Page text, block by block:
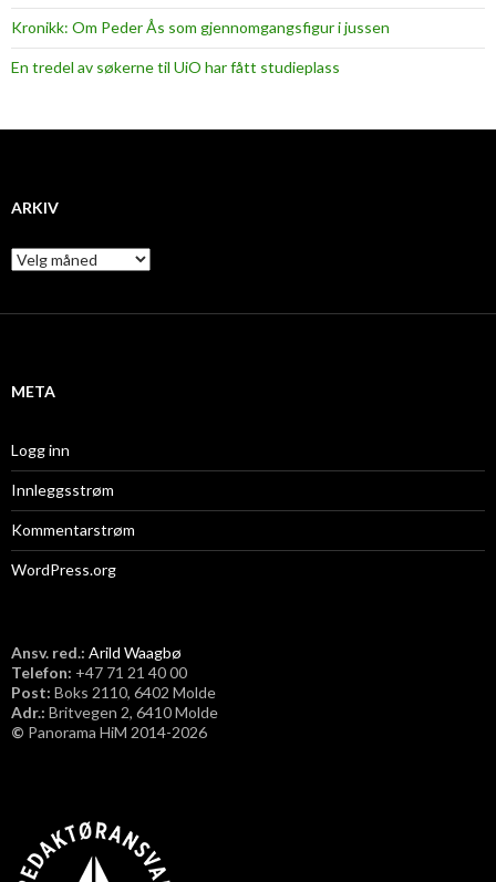
Kronikk: Om Peder Ås som gjennomgangsfigur i jussen
En tredel av søkerne til UiO har fått studieplass
ARKIV
A
r
i
META
Logg inn
Innleggsstrøm
Kommentarstrøm
WordPress.org
Ansv. red.: Arild Waagbø
Telefon: ​+47 71 21 40 00
Post: Boks 2110, 6402 Molde
Adr.: Britvegen 2, 6410 Molde
© Panorama HiM 2014-2026